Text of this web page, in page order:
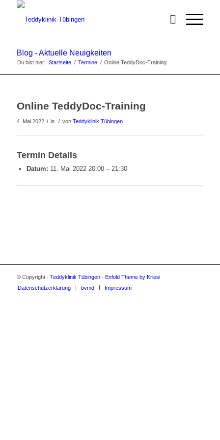
Blog - Aktuelle Neuigkeiten
Du bist hier: Startseite / Termine / Online TeddyDoc-Training
Online TeddyDoc-Training
4. Mai 2022 / in / von Teddyklinik Tübingen
Termin Details
Datum: 11. Mai 2022 20:00– 21:30
© Copyright - Teddyklinik Tübingen- Enfold Theme by Kriesi
Datenschutzerklärung
bvmd Impressum